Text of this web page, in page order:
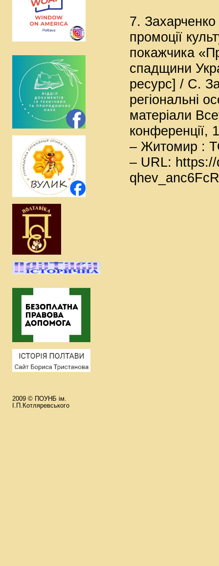
7. Захарченко
промоції
покажчика
спадщини
ресурс] / С.
регіональні
матеріали
конференції,
– Житомир :
– URL:
2009 © ПОУНБ ім.
І.П.Котляревського